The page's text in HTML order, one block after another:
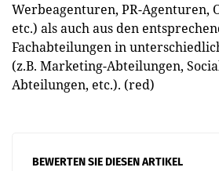
Werbeagenturen, PR-Agenturen,
etc.) als auch aus den
Fachabteilungen in
(z.B. Marketing-Abteilungen,
Abteilungen, etc.). (red)
BEWERTEN SIE DIESEN ARTIKEL